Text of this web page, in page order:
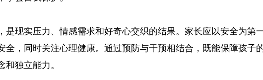
是现实压力、情感需求和好奇心交织的结果。家长应以安全为第
全，同时关注心理健康。通过预防与干预相结合，既能保障孩子
独立能力。